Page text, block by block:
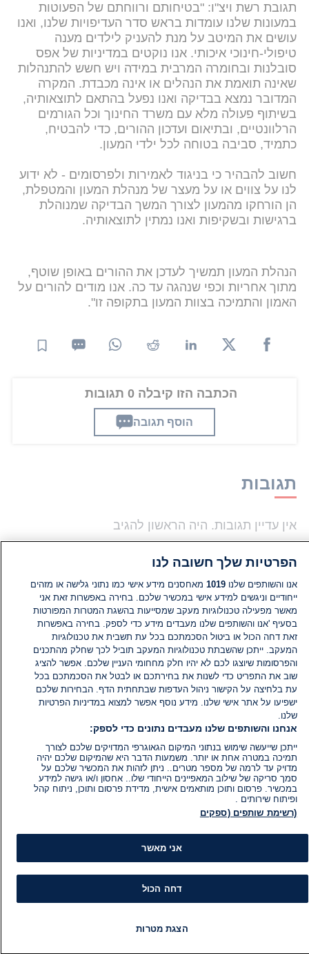
תגובת רשת ויצ"ו: "בטיחותם ורווחתם של הפעוטות
במעונות שלנו עומדות בראש סדר העדיפויות שלנו, ואנו
עושים את המיטב על מנת להעניק לילדים מענה
טיפולי-חינוכי איכותי. אנו נוקטים במדיניות של אפס
סובלנות ובחומרה המרבית במידה ויש חשש להתנהלות
שאינה תואמת את הנהלים או אינה מכבדת. המקרה
המדובר נמצא בבדיקה ואנו נפעל בהתאם לתוצאותיה,
בשיתוף פעולה מלא עם משרד החינוך וכל הגורמים
הרלוונטיים, ובתיאום ועדכון ההורים, כדי להבטיח,
כתמיד, סביבה בטוחה לכל ילדי המעון.
חשוב להבהיר כי בניגוד לאמירות ולפרסומים - לא ידוע
לנו על צווים או על מעצר של מנהלת המעון והמטפלת,
הן הורחקו מהמעון לצורך המשך הבדיקה שמנוהלת
ברגישות ובשקיפות ואנו נמתין לתוצאותיה.
הנהלת המעון תמשיך לעדכן את ההורים באופן שוטף,
מתוך אחריות וכפי שנהגה עד כה. אנו מודים להורים על
האמון והתמיכה בצוות המעון בתקופה זו".
הכתבה הזו קיבלה 0 תגובות
הוסף תגובה
תגובות
אין עדיין תגובות. היה הראשון להגיב
הוסף תגובה
הוועד המנהל של i24NEWS
הפרטיות שלך חשובה לנו
אנו והשותפים שלנו1019 מאחסנים מידע אישי כמו נתוני גלישה או מזהים
ייחודיים וניגשים למידע אישי במכשיר שלכם. בחירה באפשרות זאת אני
מאשר מפעילה טכנולוגיות מעקב שמסייעות בהשגת המטרות המפורטות
בסעיף 'אנו והשותפים שלנו מעבדים מידע כדי לספק. בחירה באפשרות
זאת דחה הכול או ביטול הסכמתכם בכל עת תשבית את טכנולוגיות
המעקב. ייתכן שהשבתת טכנולוגיות המעקב תוביל לכך שחלק מהתכנים
והפרסומות שיוצגו לכם לא יהיו חלק מחחומי העניין שלכם. אפשר להציג
שוב את התפריט כדי לשנות את בחירתכם או לבטל את הסכמתכם בכל
עת בלחיצה על הקישור ניהול העדפות שבתחתית הדף. הבחירות שלכם
ישפיעו על אתר אישי שלנו. מידע נוסף אפשר למצוא במדיניות הפרטיות
שלנו.
אנחנו והשותפים שלנו מעבדים נתונים כדי לספק:
ייתכן שייעשה שימוש בנתוני המיקום הגאוגרפי המדויקים שלכם לצורך
תמיכה במטרה אחת או יותר. משמעות הדבר היא שהמיקום שלכם יהיה
מדויק עד לרמה של מספר מטרים.. ניתן לזהות את המכשיר שלכם על
סמך סריקה של שילוב המאפיינים הייחודי שלו.. אחסון ו/או גישה למידע
במכשיר. פרסום ותוכן מותאמים אישית, מדידת פרסום ותוכן, ניתוח קהל
ופיתוח שירותים .
(רשימת שותפים (ספקים
אני מאשר
דחה הכול
הצגת מטרות